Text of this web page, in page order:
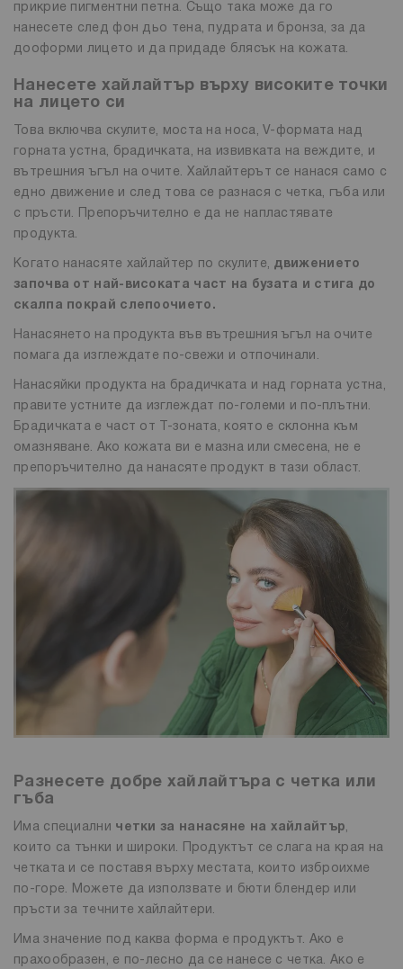
прикрие пигментни петна. Също така може да го
нанесете след фон дьо тена, пудрата и бронза, за да
дооформи лицето и да придаде блясък на кожата.
Нанесете хайлайтър върху високите точки
на лицето си
Това включва скулите, моста на носа, V-формата над
горната устна, брадичката, на извивката на веждите, и
вътрешния ъгъл на очите. Хайлайтерът се нанася само с
едно движение и след това се разнася с четка, гъба или
с пръсти. Препоръчително е да не напластявате
продукта.
Когато нанасяте хайлайтер по скулите,
движението
започва от най-високата част на бузата и стига до
скалпа покрай слепоочието.
Нанасянето на продукта във вътрешния ъгъл на очите
помага да изглеждате по-свежи и отпочинали.
Нанасяйки продукта на брадичката и над горната устна,
правите устните да изглеждат по-големи и по-плътни.
Брадичката е част от Т-зоната, която е склонна към
омазняване. Ако кожата ви е мазна или смесена, не е
препоръчително да нанасяте продукт в тази област.
Разнесете добре хайлайтъра с четка или
гъба
Има специални четки за нанасяне на хайлайтър,
които са тънки и широки. Продуктът се слага на края на
четката и се поставя върху местата, които изброихме
по-горе. Можете да използвате и бюти блендер или
пръсти за течните хайлайтери.
Има значение под каква форма е продуктът. Ако е
прахообразен, е по-лесно да се нанесе с четка. Ако е